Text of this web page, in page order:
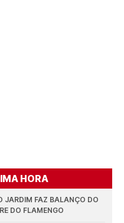
HORA
JARDIM FAZ BALANÇO DO
DO FLAMENGO